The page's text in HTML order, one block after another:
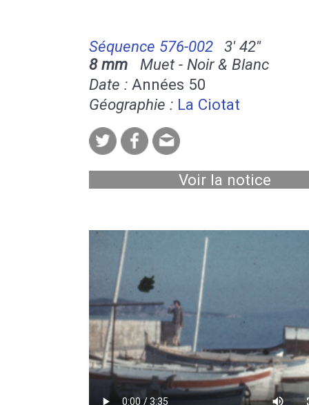
Séquence 576-002
3' 42''
8 mm Muet - Noir & Blanc
Date : Années 50
Géographie : La Ciotat
Voir la notice